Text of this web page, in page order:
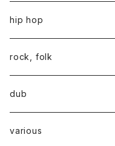
hip hop
rock, folk
dub
various